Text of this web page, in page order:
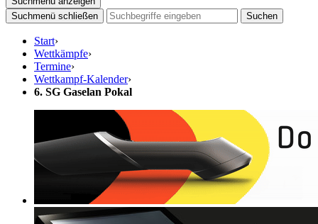
Suchmenü schließen
Suchen
Start›
Wettkämpfe›
Termine›
Wettkampf-Kalender›
6. SG Gaselan Pokal